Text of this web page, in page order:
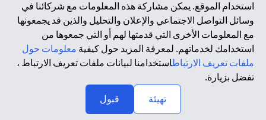
استخدام الموقع. يمكن مشاركة هذه المعلومات مع شركائنا في
وسائل التواصل الاجتماعي والإعلان والتحليل والذين قد يجمعونها
مع المعلومات الأخرى التي قدمتها لهم أو التي جمعوها من
استخدامك لخدماتهم. لمعرفة المزيد حول كيفية معلومات حول
ملفات تعريف الارتباطاستخدامنا لبيانات ملفات تعريف الارتباط ،
تفضل بزيارة.
تهيئة
قبول
الإمارات العربية المتحدة المركزي كفرع لبنك أجنبي.
سيتي بنك إن إيه الإمارات العربية المتحدة مرخص من هيئة الأوراق المالية
والسلع في الإمارات العربية المتحدة ("SCA") للقيام بالنشاط المالي لـ أ)
الاستشارات المالية والتعريف والترويج بموجب ترخيص رقم
20200000097 ب) وسيط تداول في الأسواق الدولية بموجب ترخيص
حقوق الطبع والنشر محفوظة ©2026 سيتي جروب انك.